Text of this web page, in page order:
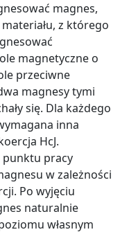
magnes,
z którego
magnetyczne o
przeciwne
magnesy tymi
się. Dla każdego
inna
HcJ.
punktu pracy
w zależności
Po wyjęciu
naturalnie
własnym